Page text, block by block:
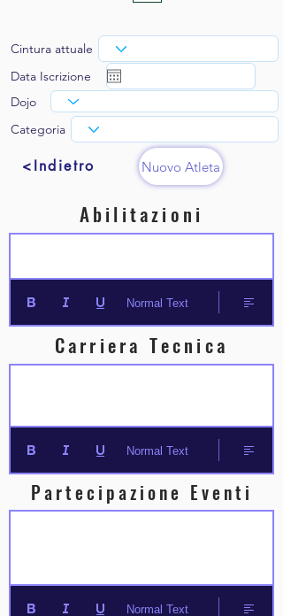
Cintura attuale
Data Iscrizione
Dojo
Categoria
<Indietro Nuovo Atleta
Abilitazioni
Normal Text
Carriera Tecnica
Normal Text
Partecipazione Eventi
Normal Text